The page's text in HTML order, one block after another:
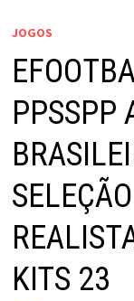
JOGOS
PPSSPP
KITS 23